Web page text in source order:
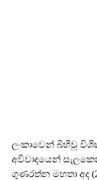
ලංකාවෙන් බිහිවූ
අවිවාදයෙන්
ගුණරත්න මහතා අද